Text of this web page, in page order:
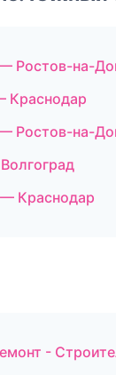
Ростов-на-
Краснодар
Ростов-на-
Краснодар
-